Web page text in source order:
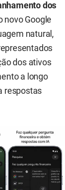
dos
novo Google
natural,
dos ativos
a longo
respostas